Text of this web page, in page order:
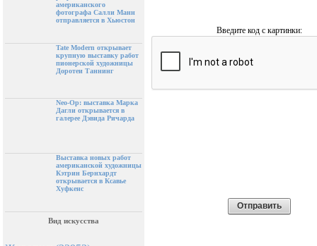
американского
фотографа Салли Манн
отправляется в Хьюстон
Tate Modern открывает
крупную выставку работ
пионерской художницы
Доротеи Таннинг
Neo-Op: выставка Марка
Дагли открывается в
галерее Дэвида Ричарда
Выставка новых работ
американской художницы
Кэтрин Бернхардт
открывается в Ксавье
Хуфкенс
Вид искусства
Введите код с картинки: